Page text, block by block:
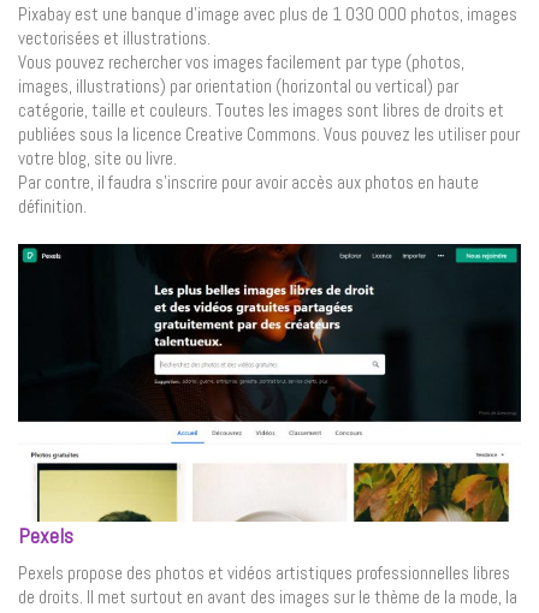
Pixabay est une banque d’image avec plus de 1 030 000 photos, images
vectorisées et illustrations.
Vous pouvez rechercher vos images facilement par type (photos,
images, illustrations) par orientation (horizontal ou vertical) par
catégorie, taille et couleurs. Toutes les images sont libres de droits et
publiées sous la licence Creative Commons. Vous pouvez les utiliser pour
votre blog, site ou livre.
Par contre, il faudra s’inscrire pour avoir accès aux photos en haute
définition.
Pexels
Pexels propose des photos et vidéos artistiques professionnelles libres
de droits. Il met surtout en avant des images sur le thème de la mode, la